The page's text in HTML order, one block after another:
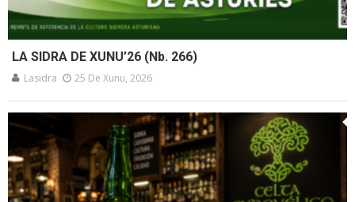
LA SIDRA DE XUNU’26 (Nb. 266)
Lasidra 25 De Xunu, 2026